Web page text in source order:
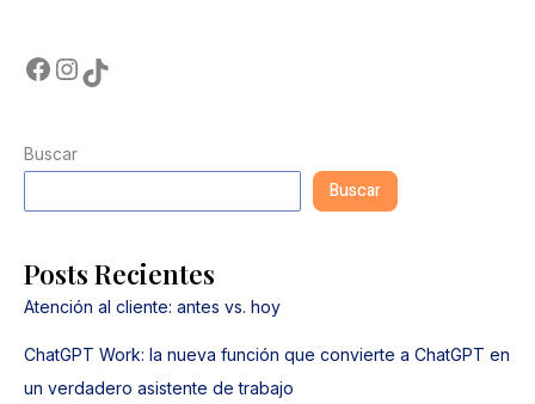
Buscar
Buscar
Posts Recientes
Atención al cliente: antes vs. hoy
ChatGPT Work: la nueva función que convierte a ChatGPT en
un verdadero asistente de trabajo